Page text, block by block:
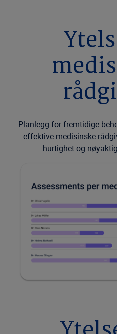
Planlegg for fremtidige
effektive medisinske
hurtighet og